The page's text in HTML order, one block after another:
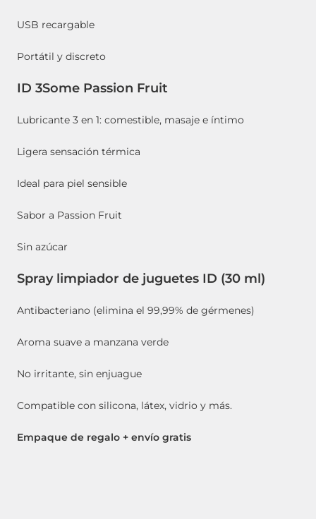
USB recargable
Portátil y discreto
ID 3Some Passion Fruit
Lubricante 3 en 1: comestible, masaje e íntimo
Ligera sensación térmica
Ideal para piel sensible
Sabor a Passion Fruit
Sin azúcar
Spray limpiador de juguetes ID (30 ml)
Antibacteriano (elimina el 99,99% de gérmenes)
Aroma suave a manzana verde
No irritante, sin enjuague
Compatible con silicona, látex, vidrio y más.
Empaque de regalo + envío gratis